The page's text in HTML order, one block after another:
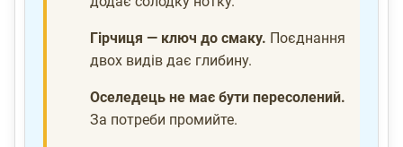
Гірчиця — ключ до смаку. Поєднання
двох видів дає глибину.
Оселедець не має бути пересолений.
За потреби промийте.